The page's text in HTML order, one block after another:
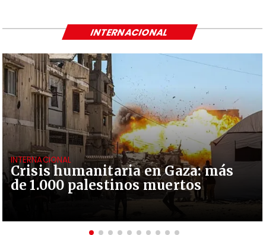
Crisis humanitaria en Gaza: más
de 1.000 palestinos muertos
INTERNACIONAL
INTERNACIONAL